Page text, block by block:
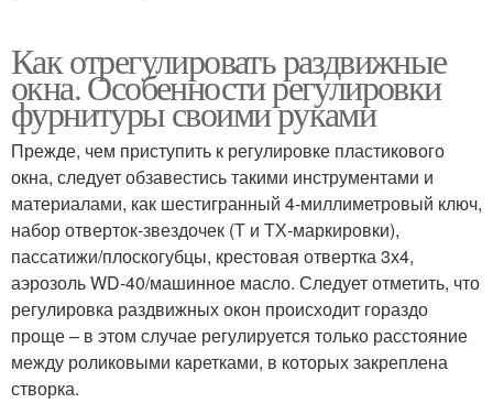
Как отрегулировать раздвижные
окна. Особенности регулировки
фурнитуры своими руками
Прежде, чем приступить к регулировке пластикового
окна, следует обзавестись такими инструментами и
материалами, как шестигранный 4-миллиметровый ключ,
набор отверток-звездочек (Т и ТХ-маркировки),
пассатижи/плоскогубцы, крестовая отвертка 3х4,
аэрозоль WD-40/машинное масло. Следует отметить, что
регулировка раздвижных окон происходит гораздо
проще – в этом случае регулируется только расстояние
между роликовыми каретками, в которых закреплена
створка.